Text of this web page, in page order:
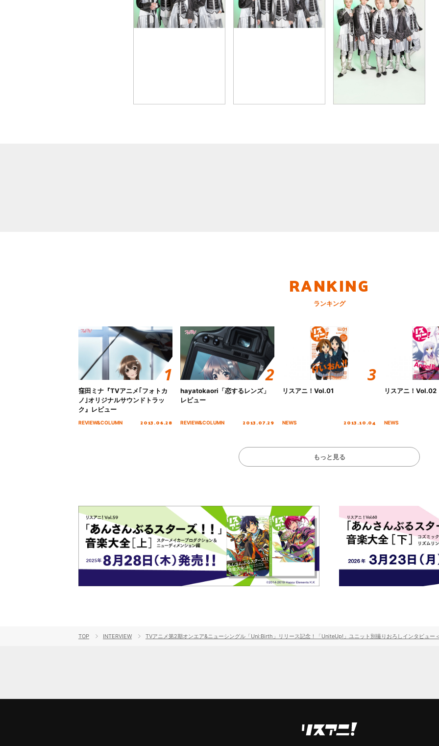
RANKING
ランキング
窪田ミナ『TVアニメ｢フォトカ
ノ｣オリジナルサウンドトラッ
ク』レビュー
REVIEW&COLUMN 2013.06.28
hayatokaori「恋するレンズ」
レビュー
REVIEW&COLUMN 2013.07.29
リスアニ！Vol.01
NEWS 2013.10.04
リスアニ！Vol.02
NEWS
もっと見る
TOP INTERVIEW TVアニメ第2期オンエア&ニューシングル「Uni:Birth」リリース記念！「UniteUp!」ユニット別撮りおろしインタビュ